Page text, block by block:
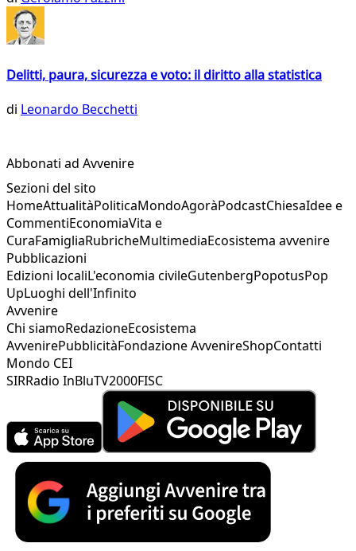
Delitti, paura, sicurezza e voto: il diritto alla statistica
di Leonardo Becchetti
Abbonati ad Avvenire
Sezioni del sito
HomeAttualitàPoliticaMondoAgoràPodcastChiesaIdee e
CommentiEconomiaVita e
CuraFamigliaRubricheMultimediaEcosistema avvenire
Pubblicazioni
Edizioni localiL'economia civileGutenbergPopotusPop
UpLuoghi dell'Infinito
Avvenire
Chi siamoRedazioneEcosistema
AvvenirePubblicitàFondazione AvvenireShopContatti
Mondo CEI
SIRRadio InBluTV2000FISC